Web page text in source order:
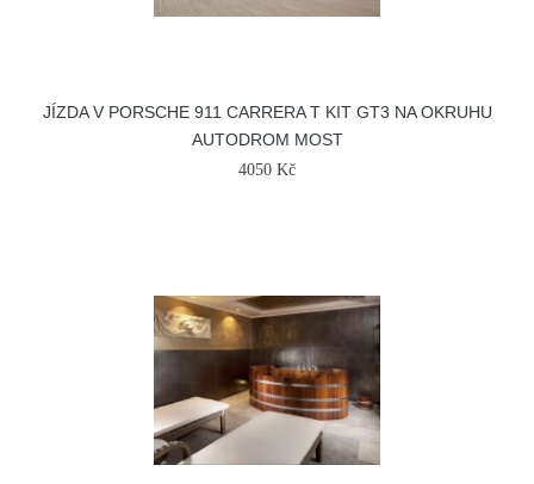
JÍZDA V PORSCHE 911 CARRERA T KIT GT3 NA OKRUHU
AUTODROM MOST
4050 Kč